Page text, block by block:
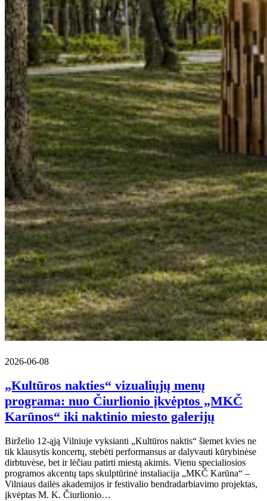
2026-06-08
„Kultūros nakties“ vizualiųjų menų
programa: nuo Čiurlionio įkvėptos „MKČ
Karūnos“ iki naktinio miesto galerijų
Birželio 12-ąją Vilniuje vyksianti „Kultūros naktis“ šiemet kvies ne
tik klausytis koncertų, stebėti performansus ar dalyvauti kūrybinėse
dirbtuvėse, bet ir lėčiau patirti miestą akimis. Vienu specialiosios
programos akcentų taps skulptūrinė instaliacija „MKČ Karūna“ –
Vilniaus dailės akademijos ir festivalio bendradarbiavimo projektas,
įkvėptas M. K. Čiurlionio…